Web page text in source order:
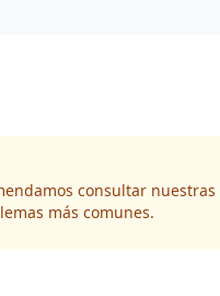
consultar nuestras
más comunes.